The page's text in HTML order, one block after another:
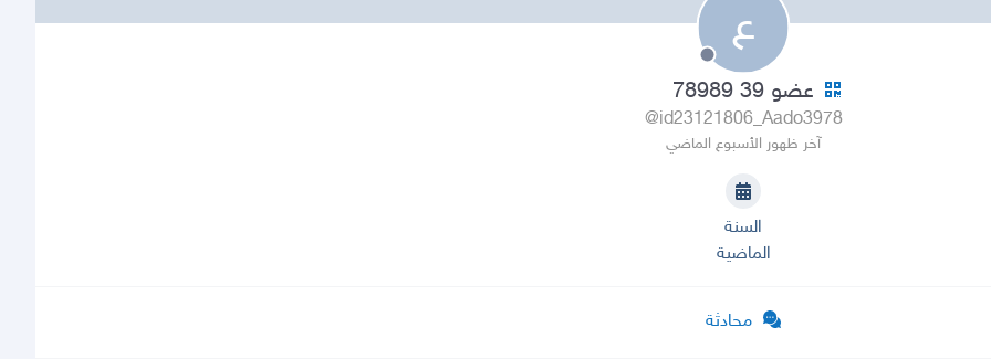
ع
عضو 39 78989
@id23121806_Aado3978
آخر ظهور الأسبوع الماضي
السنة
الماضية
محادثة